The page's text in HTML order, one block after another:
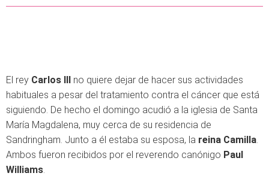
El rey Carlos III no quiere dejar de hacer sus actividades
habituales a pesar del tratamiento contra el cáncer que está
siguiendo. De hecho el domingo acudió a la iglesia de Santa
María Magdalena, muy cerca de su residencia de
Sandringham. Junto a él estaba su esposa, la reina Camilla.
Ambos fueron recibidos por el reverendo canónigo Paul
Williams.